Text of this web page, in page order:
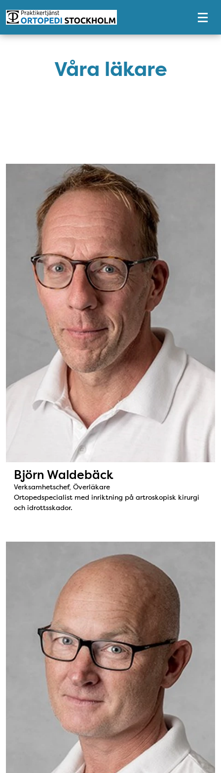
Tillgänglighetsmeny
Våra läkare
Profilbilder
Bild: Björn Waldebäck
Björn Waldebäck
Verksamhetschef, Överläkare
Ortopedspecialist med inriktning på artroskopisk kirurgi
och idrottsskador.